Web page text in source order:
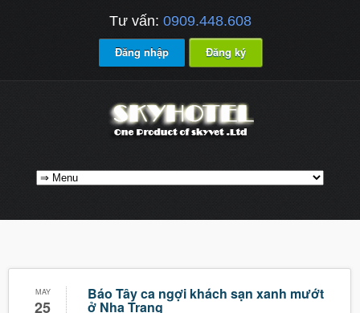
Tư vấn: 0909.448.608
Đăng nhập Đăng ký
MAY
25
Báo Tây ca ngợi khách sạn xanh mướt
ở Nha Trang